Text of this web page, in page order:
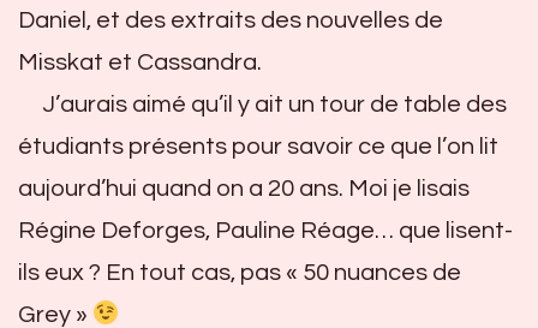
Daniel, et des extraits des nouvelles de
Misskat et Cassandra.
J’aurais aimé qu’il y ait un tour de table des
étudiants présents pour savoir ce que l’on lit
aujourd’hui quand on a 20 ans. Moi je lisais
Régine Deforges, Pauline Réage… que lisent-
ils eux ? En tout cas, pas « 50 nuances de
Grey »